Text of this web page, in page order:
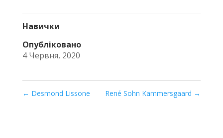
Навички
Опубліковано
4 Червня, 2020
← Desmond Lissone René Sohn Kammersgaard →